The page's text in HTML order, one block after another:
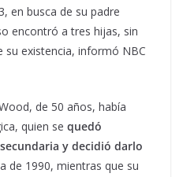
en busca de su padre
encontró a tres hijas, sin
su existencia, informó NBC
de 50 años, había
quien se quedó
y decidió darlo
de 1990, mientras que su